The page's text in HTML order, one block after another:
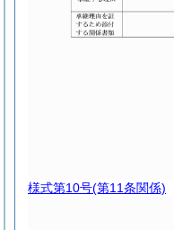
様式第10号(第11条関係)